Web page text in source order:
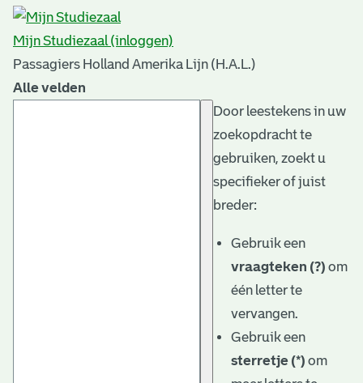
Mijn Studiezaal (inloggen)
Passagiers Holland Amerika Lijn (H.A.L.)
Alle velden
Door leestekens in uw
zoekopdracht te
gebruiken, zoekt u
specifieker of juist
breder:
Gebruik een
vraagteken (?) om
één letter te
vervangen.
Gebruik een
sterretje (*) om